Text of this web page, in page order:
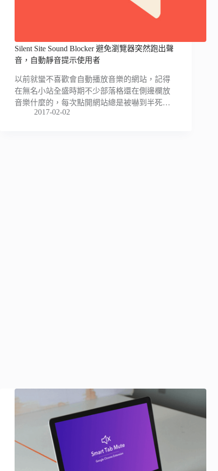
Silent Site Sound Blocker 避免瀏覽器突然跑出聲
音，自動靜音提示使用者
以前就蠻不喜歡會自動播放音樂的網站，記得
在無名小站全盛時期不少部落格還在側邊欄放
音樂什麼的，每次點開網站總是被嚇到半死…
2017-02-02